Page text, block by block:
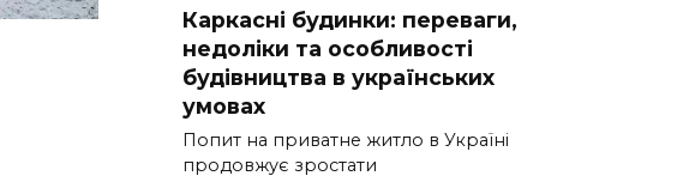
Каркасні будинки: переваги,
недоліки та особливості
будівництва в українських
умовах
Попит на приватне житло в Україні
продовжує зростати